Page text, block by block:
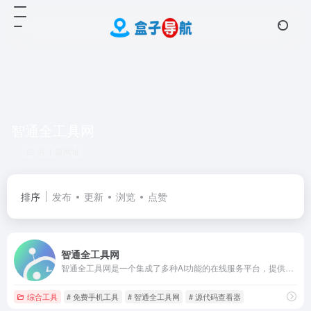
排序 发布 更新 浏览 点赞
智通全工具网
综合工具 # 免费手机工具 # 智通全工具网 # 源代码查看器